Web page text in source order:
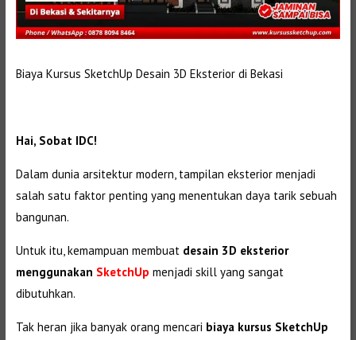
Biaya Kursus SketchUp Desain 3D Eksterior di Bekasi
Hai, Sobat IDC!
Dalam dunia arsitektur modern, tampilan eksterior menjadi
salah satu faktor penting yang menentukan daya tarik sebuah
bangunan.
Untuk itu, kemampuan membuat desain 3D eksterior
menggunakan SketchUp menjadi skill yang sangat
dibutuhkan.
Tak heran jika banyak orang mencari biaya kursus SketchUp